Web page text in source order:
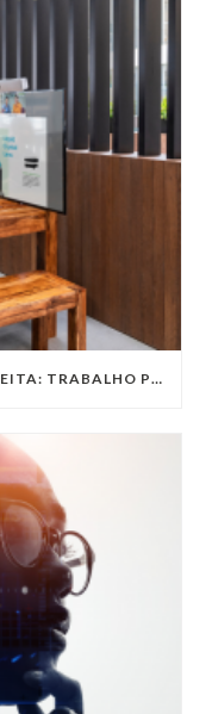
ENCONTRANDO A FÓRMULA PERFEITA: TRABALHO PRESENCIAL, HOME OFFICE OU TRABALHO HÍBRIDO?